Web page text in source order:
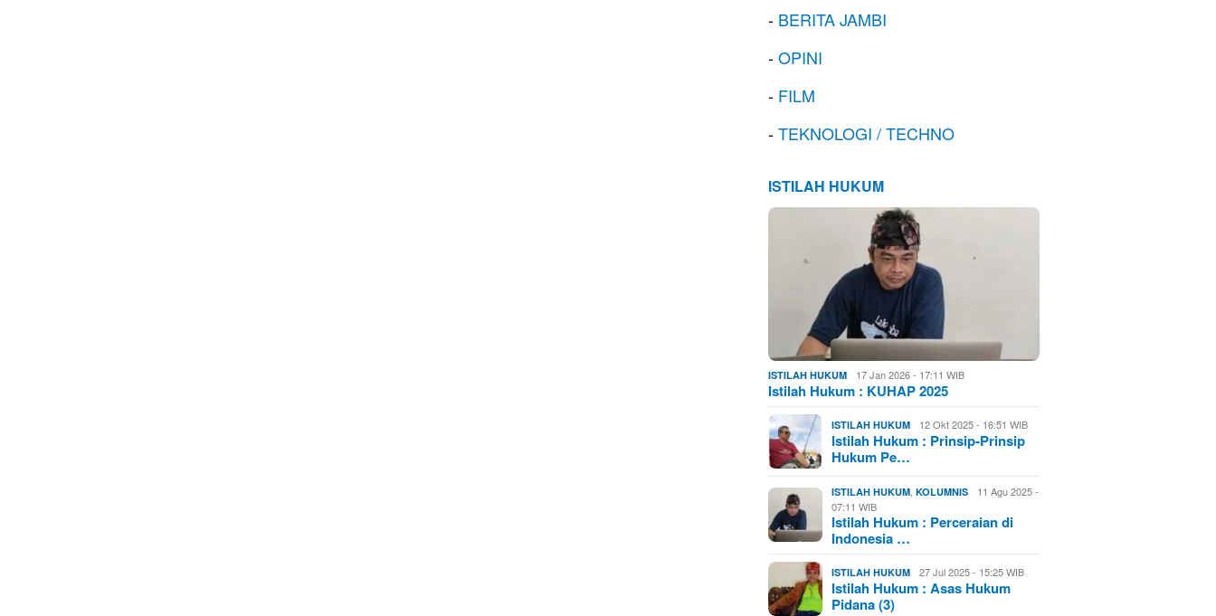
- BERITA JAMBI
-OPINI
- FILM
-TEKNOLOGI / TECHNO
ISTILAH HUKUM
ISTILAH HUKUM 17 Jan 2026 - 17:11 WIB
Istilah Hukum : KUHAP 2025
ISTILAH HUKUM 12 Okt 2025 - 16:51 WIB
Istilah Hukum : Prinsip-Prinsip
Hukum Pe…
ISTILAH HUKUM ,KOLUMNIS
11 Agu 2025 -
07:11 WIB
Istilah Hukum : Perceraian di
Indonesia …
ISTILAH HUKUM 27 Jul 2025 - 15:25 WIB
Istilah Hukum : Asas Hukum
Pidana (3)